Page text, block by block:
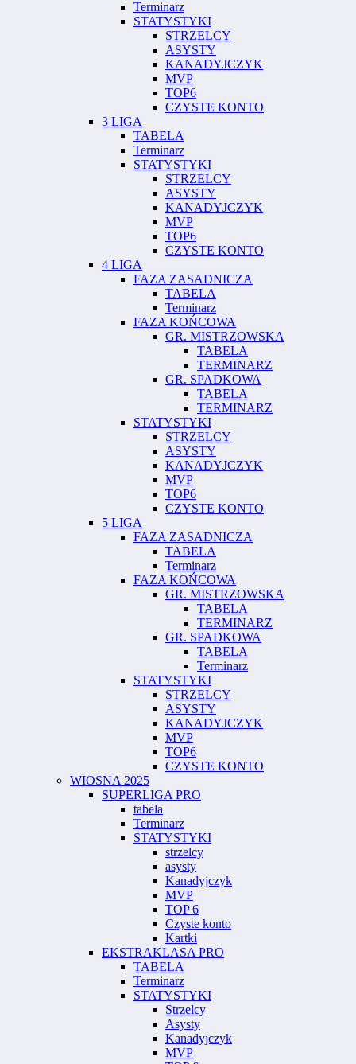
Terminarz
STATYSTYKI
STRZELCY
ASYSTY
KANADYJCZYK
MVP
TOP6
CZYSTE KONTO
3 LIGA
TABELA
Terminarz
STATYSTYKI
STRZELCY
ASYSTY
KANADYJCZYK
MVP
TOP6
CZYSTE KONTO
4 LIGA
FAZA ZASADNICZA
TABELA
Terminarz
FAZA KOŃCOWA
GR. MISTRZOWSKA
TABELA
TERMINARZ
GR. SPADKOWA
TABELA
TERMINARZ
STATYSTYKI
STRZELCY
ASYSTY
KANADYJCZYK
MVP
TOP6
CZYSTE KONTO
5 LIGA
FAZA ZASADNICZA
TABELA
Terminarz
FAZA KOŃCOWA
GR. MISTRZOWSKA
TABELA
TERMINARZ
GR. SPADKOWA
TABELA
Terminarz
STATYSTYKI
STRZELCY
ASYSTY
KANADYJCZYK
MVP
TOP6
CZYSTE KONTO
WIOSNA 2025
SUPERLIGA PRO
tabela
Terminarz
STATYSTYKI
strzelcy
asysty
Kanadyjczyk
MVP
TOP 6
Czyste konto
Kartki
EKSTRAKLASA PRO
TABELA
Terminarz
STATYSTYKI
Strzelcy
Asysty
Kanadyjczyk
MVP